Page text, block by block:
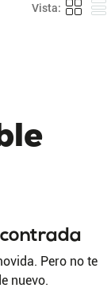
Pero no te
nuevo.